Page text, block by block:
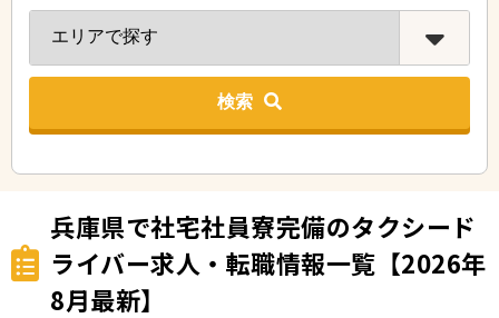
検索
兵庫県で社宅社員寮完備のタクシード
ライバー求人・転職情報一覧【2026年
8月最新】